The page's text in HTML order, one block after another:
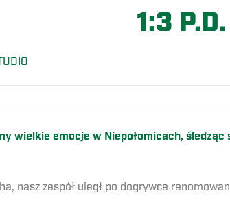
1:3 P.D.
wielkie emocje w Niepołomicach,
nasz zespół uległ po dogrywce